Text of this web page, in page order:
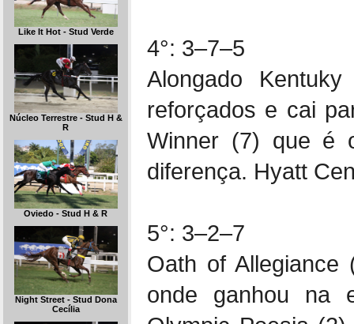
Like It Hot - Stud Verde
Núcleo Terrestre - Stud H &
R
Oviedo - Stud H & R
Night Street - Stud Dona
Cecília
4°: 3–7–5
Alongado
reforçados e cai
Winner (7) que é
diferença. Hyatt
5°: 3–2–7
Oath of
onde ganhou na